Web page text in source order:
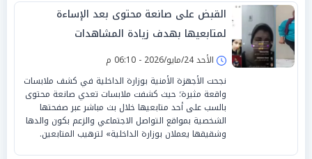
القبض على صانعة محتوى بعد الإساءة
لمتابعيها بهدف زيادة المشاهدات
الأحد 24/مايو/2026 - 06:10 م
نجحت الأجهزة الأمنية بوزارة الداخلية في كشف ملابسات
واقعة مثيرة؛ حيث كشفت ملابسات تعدي صانعة محتوى
بالسب على أحد متابعيها خلال بث مباشر عبر صفحتها
الشخصية بمواقع التواصل الاجتماعي والزعم بكون والدها
وشقيقها يعملان بوزارة الداخلية» لترهيب المتابعين.